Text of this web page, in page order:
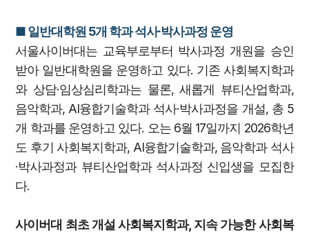
■ 일반대학원 5개 학과 석사·박사과정 운영
서울사이버대는 교육부로부터 박사과정 개원을 승인
받아 일반대학원을 운영하고 있다. 기존 사회복지학과
와 상담·임상심리학과는 물론, 새롭게 뷰티산업학과,
음악학과, AI융합기술학과 석사·박사과정을 개설, 총 5
개 학과를 운영하고 있다. 오는 6월 17일까지 2026학년
도 후기 사회복지학과, AI융합기술학과, 음악학과 석사
·박사과정과 뷰티산업학과 석사과정 신입생을 모집한
다.
사이버대 최초 개설 사회복지학과, 지속 가능한 사회복